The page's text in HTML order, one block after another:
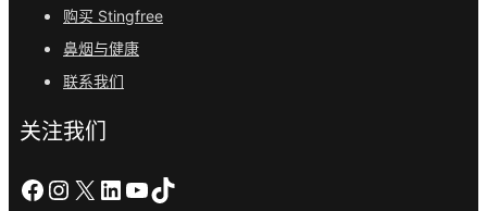
购买 Stingfree
鼻烟与健康
联系我们
关注我们
在 Facebook 上Instagram
X LinkedIn
YouTube
TikTok